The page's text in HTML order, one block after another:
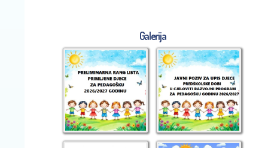
Galerija